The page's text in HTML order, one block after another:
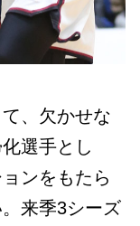
、欠かせな
選手とし
ンをもたら
来季3シーズ